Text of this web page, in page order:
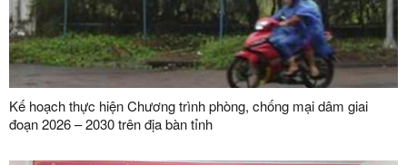
Kế hoạch thực hiện Chương trình phòng, chống mại dâm giai
đoạn 2026 – 2030 trên địa bàn tỉnh